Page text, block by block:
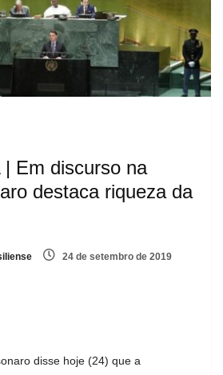
Em discurso na
destaca riqueza da
24 de setembro de 2019
disse hoje (24) que a